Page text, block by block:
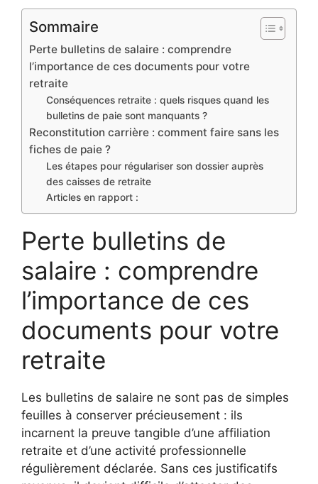
Sommaire
Perte bulletins de salaire : comprendre
l’importance de ces documents pour votre
retraite
Conséquences retraite : quels risques quand les
bulletins de paie sont manquants ?
Reconstitution carrière : comment faire sans les
fiches de paie ?
Les étapes pour régulariser son dossier auprès
des caisses de retraite
Articles en rapport :
Perte bulletins de
salaire : comprendre
l’importance de ces
documents pour votre
retraite
Les bulletins de salaire ne sont pas de simples
feuilles à conserver précieusement : ils
incarnent la preuve tangible d’une affiliation
retraite et d’une activité professionnelle
régulièrement déclarée. Sans ces justificatifs